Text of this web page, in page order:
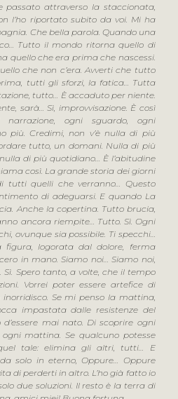
passato attraverso la staccionata,
l’ho riportato subito da voi. Mi ha
Che bella parola. Quando una
Tutto il mondo ritorna quello di
quello che era prima che nascessi.
che non c’era. Avverti che tutto
tutti gli sforzi, la fatica… Tutta
tutto… È accaduto per niente.
sarà… Sì, improvvisazione. È così
narrazione, ogni sguardo, ogni
più. Credimi, non v’è nulla di più
tutto, un domani. Nulla di più
di più quotidiano… È l’abitudine
così. La grande storia dei giorni
tutti quelli che verranno… Questo
di adeguarsi. E quando La
Anche la copertina. Tutto brucia,
ancora riempite… Tutto. Sì. Ogni
ovunque sia possibile. Ti specchi…
logorata dal dolore, ferma
in mano. Siamo noi… Siamo noi,
Spero tanto, a volte, che il tempo
Vorrei poter essere artefice di
Se mi penso la mattina,
impastata dalle resistenze del
mai nato. Di scoprire ogni
mattina. Se qualcuno potesse
tale: elimina gli altri, tutti… E
solo in eterno, Oppure… Oppure
di perderti in altro. L’ho già fatto io
due soluzioni. Il resto è la terra di